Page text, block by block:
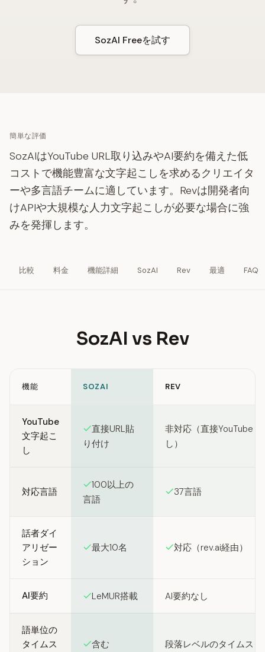
SozAI Freeを試す
簡単な評価
SozAIはYouTube URL取り込みやAI要約を備えた低
コストで機能豊富な文字起こしを求めるクリエイタ
ーや多言語チームに適しています。Revは開発者向
けAPIや大規模な人力文字起こしが必要な場合に強
みを発揮します。
比較 料金 機能詳細 SozAI Rev 最適 FAQ
SozAI vs Rev
機能 SOZAI REV
YouTube
文字起こ
し
直接URL貼
り付け
非対応（直接YouTube
し）
対応言語
100以上の
言語
37言語
話者ダイ
アリゼー
ション
最大10名 対応（rev.ai経由）
AI要約 LeMUR搭載 AI要約なし
語単位の
タイムス
含む 段落レベルのタイムスタ